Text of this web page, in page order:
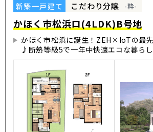
新築一戸建て こだわり分譲 -粋-
かほく市松浜ロ(4LDK)B号地
かほく市松浜に誕生！ZEH×IoTの最
♪断熱等級5で一年中快適エコな暮らし